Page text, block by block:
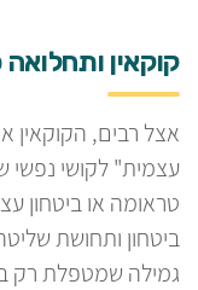
קוקאין
אצל רבים, הקוקאין
טראומה או ביטחון
ביטחון ותחושת
גמילה שמטפלת רק